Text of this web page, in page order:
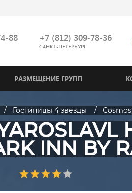
88 +7 (812) 309-78-36
САНКТ-ПЕТЕРБУРГ
РАЗМЕЩЕНИЕ ГРУПП
Гостиницы 4 звезды
INN BY